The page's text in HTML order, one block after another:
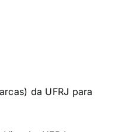
da UFRJ para